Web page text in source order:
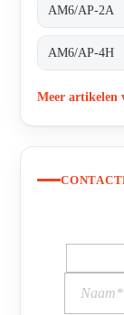
AM6/AP-2A
AM6/AP-4H
Meer artikelen